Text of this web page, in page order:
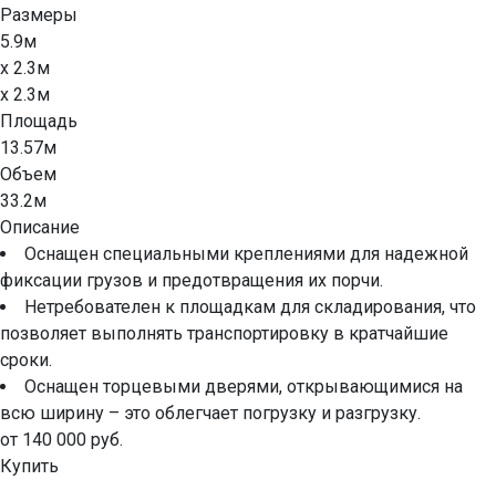
Размеры
5.9м
x 2.3м
x 2.3м
Площадь
13.57м
Объем
33.2м
Описание
Оснащен специальными креплениями для надежной
фиксации грузов и предотвращения их порчи.
Нетребователен к площадкам для складирования, что
позволяет выполнять транспортировку в кратчайшие
сроки.
Оснащен торцевыми дверями, открывающимися на
всю ширину – это облегчает погрузку и разгрузку.
от 140 000 руб.
Купить